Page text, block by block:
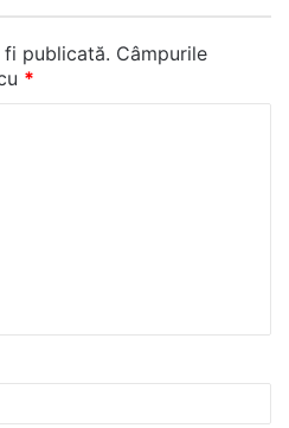
fi publicată. Câmpurile
*